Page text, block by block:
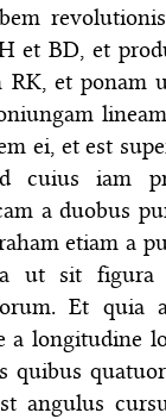
et BD, et
RK, et ponam
ei, et est
cuius iam
a duobus
etiam a
ut sit figura
Et quia
a longitudine
quibus
angulus